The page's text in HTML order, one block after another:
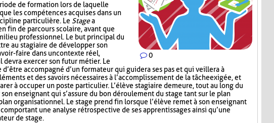
0
de formation lors de laquelle
les compétences acquises dans un
particulière. Le Stagea
fin de parcours scolaire, avant que
professionnel. Le but principal du
au stagiaire de développer son
faire dans un contexte réel,
devra exercer son futur métier. Le
d’être accompagné d’un formateur qui guidera ses pas et qui veillera à
et des savoirs nécessaires à l’accomplissement de la tâche exigée, et
à occuper un poste particulier. L’élève stagiaire demeure, tout au long du
enseignant qui s’assure du bon déroulement du stage tant sur le plan
organisationnel. Le stage prend fin lorsque l’élève remet à son enseignant
une analyse rétrospective de ses apprentissages ainsi qu’une
de stage.